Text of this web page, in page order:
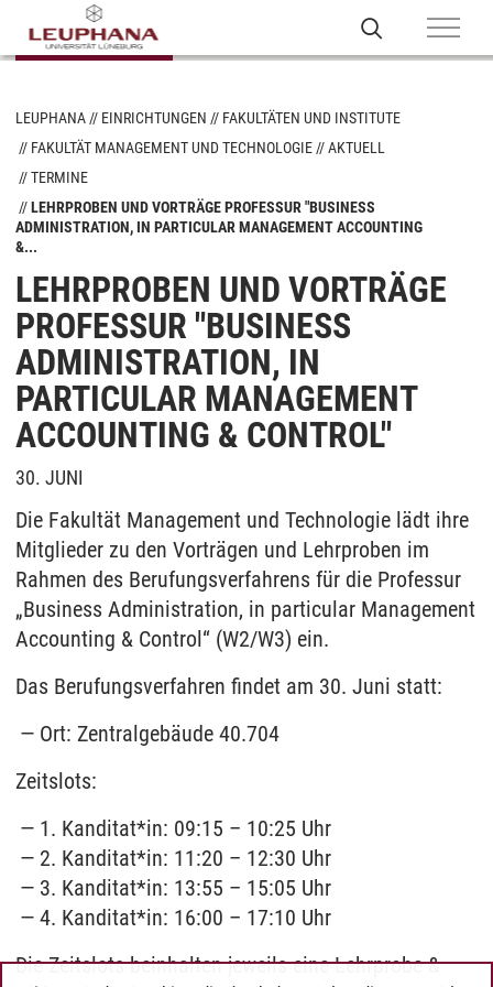
LEUPHANA EINRICHTUNGEN
FAKULTÄTEN UND INSTITUTE
FAKULTÄT MANAGEMENT UND TECHNOLOGIE
AKTUELL
TERMINE
LEHRPROBEN UND VORTRÄGE PROFESSUR "BUSINESS
ADMINISTRATION, IN PARTICULAR MANAGEMENT ACCOUNTING
&...
LEHRPROBEN UND VORTRÄGE
PROFESSUR "BUSINESS
ADMINISTRATION, IN
PARTICULAR MANAGEMENT
ACCOUNTING & CONTROL"
30. JUNI
Die Fakultät Management und Technologie lädt ihre
Mitglieder zu den Vorträgen und Lehrproben im
Rahmen des Berufungsverfahrens für die Professur
„Business Administration, in particular Management
Accounting & Control“ (W2/W3) ein.
Das Berufungsverfahren findet am 30. Juni statt:
Ort: Zentralgebäude 40.704
Zeitslots:
1. Kanditat*in: 09:15 – 10:25 Uhr
2. Kanditat*in: 11:20 – 12:30 Uhr
3. Kanditat*in: 13:55 – 15:05 Uhr
4. Kanditat*in: 16:00 – 17:10 Uhr
Die Zeitslots beinhalten jeweils eine Lehrprobe &